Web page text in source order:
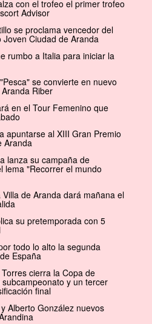
con el trofeo el primer trofeo
Advisor
se proclama vencedor del
Joven Ciudad de Aranda
rumbo a Italia para iniciar la
se convierte en nuevo
Riber
en el Tour Femenino que
apuntarse al XIII Gran Premio
Aranda
lanza su campaña de
lema "Recorrer el mundo
Villa de Aranda dará mañana el
su pretemporada con 5
todo lo alto la segunda
España
cierra la Copa de
y un tercer
final
Alberto González nuevos